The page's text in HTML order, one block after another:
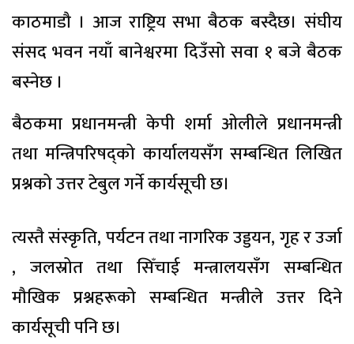
काठमाडौ । आज राष्ट्रिय सभा बैठक बस्दैछ। संघीय
संसद भवन नयाँ बानेश्वरमा दिउँसो सवा १ बजे बैठक
बस्नेछ ।
बैठकमा प्रधानमन्त्री केपी शर्मा ओलीले प्रधानमन्त्री
तथा मन्त्रिपरिषद्को कार्यालयसँग सम्बन्धित लिखित
प्रश्नको उत्तर टेबुल गर्ने कार्यसूची छ।
त्यस्तै संस्कृति, पर्यटन तथा नागरिक उड्डयन, गृह र उर्जा
, जलस्रोत तथा सिँचाई मन्त्रालयसँग सम्बन्धित
मौखिक प्रश्नहरूको सम्बन्धित मन्त्रीले उत्तर दिने
कार्यसूची पनि छ।